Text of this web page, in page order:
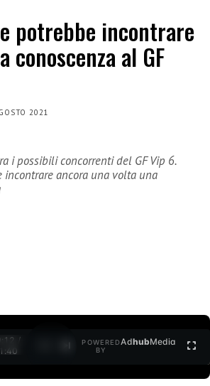
potrebbe incontrare
conoscenza al GF
2021
i possibili concorrenti del GF Vip 6.
ancora una volta una
/
1:40
POWERED
BY
AdhubMedia